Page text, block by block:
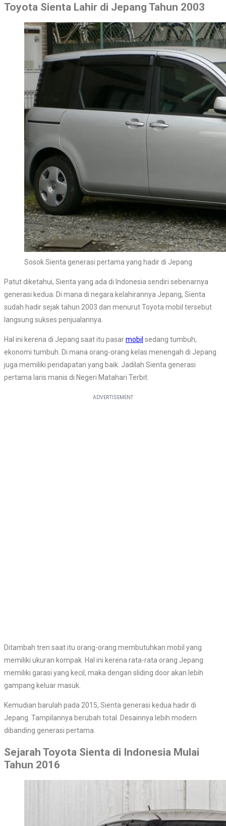
Toyota Sienta Lahir di Jepang Tahun 2003
Sosok Sienta generasi pertama yang hadir di Jepang
Patut diketahui, Sienta yang ada di Indonesia sendiri sebenarnya
generasi kedua. Di mana di negara kelahirannya Jepang, Sienta
sudah hadir sejak tahun 2003 dan menurut Toyota mobil tersebut
langsung sukses penjualannya.
Hal ini kerena di Jepang saat itu pasarmobil sedang tumbuh,
ekonomi tumbuh. Di mana orang-orang kelas menengah di Jepang
juga memiliki pendapatan yang baik. Jadilah Sienta generasi
pertama laris manis di Negeri Matahari Terbit.
Ditambah tren saat itu orang-orang membutuhkan mobil yang
memiliki ukuran kompak. Hal ini kerena rata-rata orang Jepang
memiliki garasi yang kecil, maka dengan sliding door akan lebih
gampang keluar masuk.
Kemudian barulah pada 2015, Sienta generasi kedua hadir di
Jepang. Tampilannya berubah total. Desainnya lebih modern
dibanding generasi pertama.
Sejarah Toyota Sienta di Indonesia Mulai
Tahun 2016